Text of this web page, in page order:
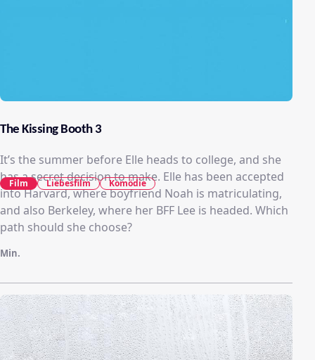
The Kissing Booth 3
It’s the summer before Elle heads to college, and she
has a secret decision to make. Elle has been accepted
into Harvard, where boyfriend Noah is matriculating,
and also Berkeley, where her BFF Lee is headed. Which
path should she choose?
Min.
Film Liebesfilm Komödie